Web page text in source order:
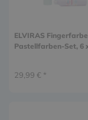
ELVIRAS Fingerfarbe
Pastellfarben-Set, 6
29,99 € *